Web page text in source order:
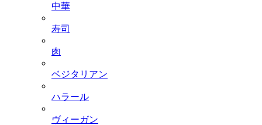
中華
寿司
肉
ベジタリアン
ハラール
ヴィーガン